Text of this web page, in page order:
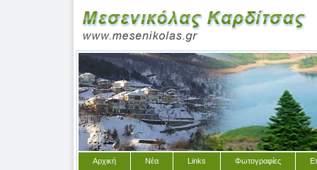
Αρχική Νέα Links Φωτογραφίες